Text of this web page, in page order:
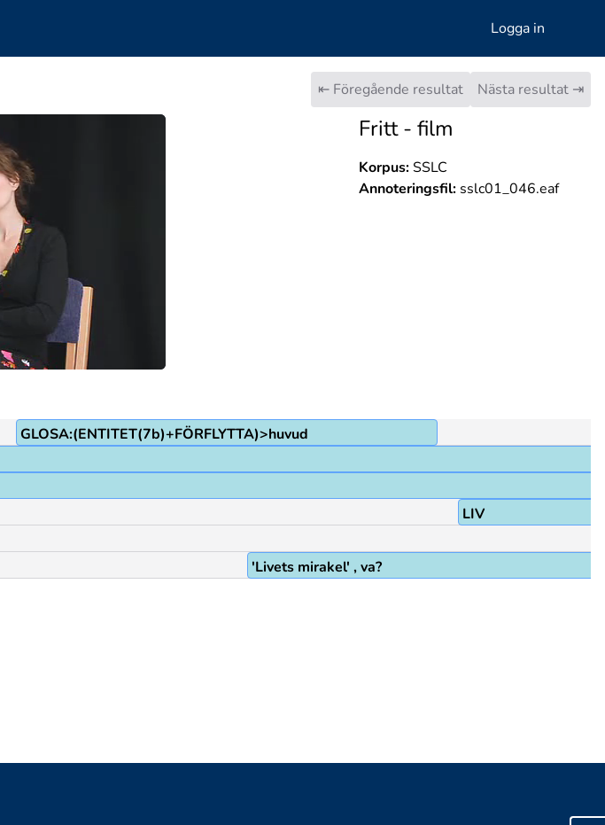
Logga in
⇤ Föregående resultat Nästa resultat ⇥
Fritt - film
Korpus:SSLC
Annoteringsfil:sslc01_046.eaf
GLOSA:(ENTITET(7b)+FÖRFLYTTA)>huvud
LIV
'Livets mirakel' , va?